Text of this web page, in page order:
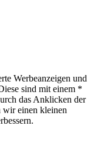
Werbeanzeigen und
sind mit einem *
das Anklicken der
wir einen kleinen